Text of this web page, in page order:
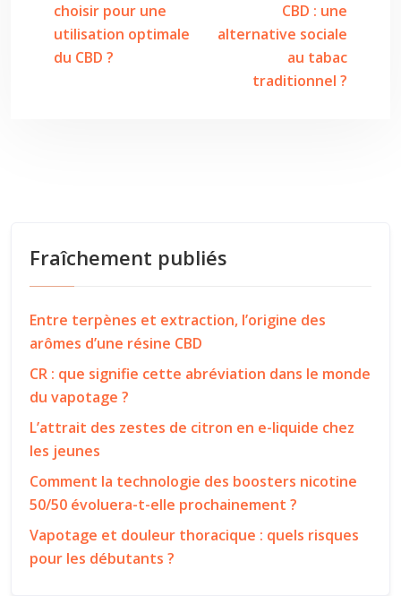
choisir pour une
utilisation optimale
du CBD ?
CBD : une
alternative sociale
au tabac
traditionnel ?
Fraîchement publiés
Entre terpènes et extraction, l’origine des
arômes d’une résine CBD
CR : que signifie cette abréviation dans le monde
du vapotage ?
L’attrait des zestes de citron en e-liquide chez
les jeunes
Comment la technologie des boosters nicotine
50/50 évoluera-t-elle prochainement ?
Vapotage et douleur thoracique : quels risques
pour les débutants ?